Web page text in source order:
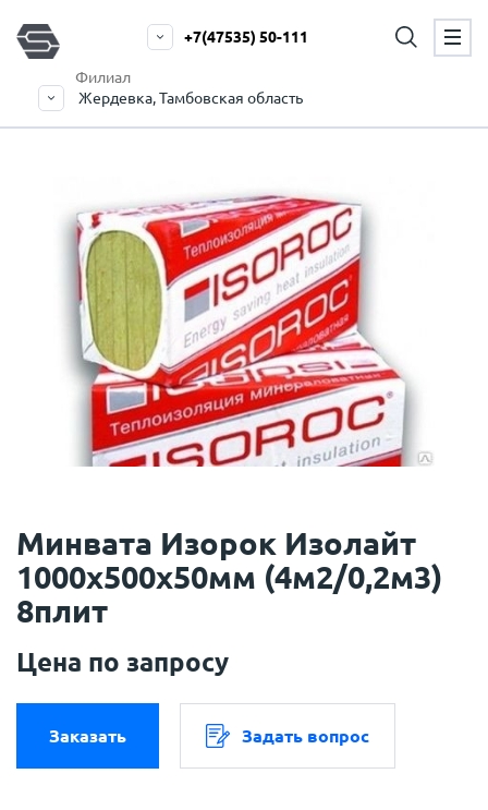
Филиал
Жердевка, Тамбовская область
+7(47535) 50-111
Минвата Изорок Изолайт
1000х500х50мм (4м2/0,2м3)
8плит
Цена по запросу
Заказать Задать вопрос